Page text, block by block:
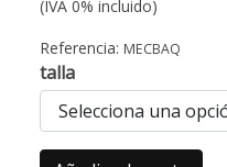
(IVA 0% incluido)
Referencia: MECBAQ
talla